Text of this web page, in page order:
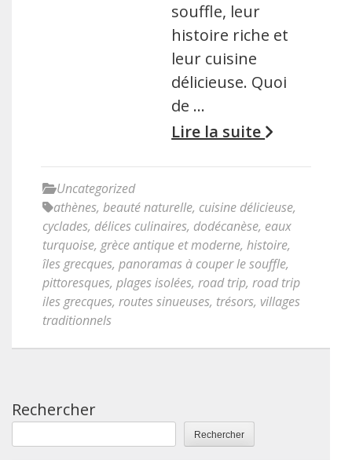
souffle, leur
histoire riche et
leur cuisine
délicieuse. Quoi
de …
Lire la suite
Uncategorized
athènes, beauté naturelle, cuisine délicieuse,
cyclades, délices culinaires, dodécanèse, eaux
turquoise, grèce antique et moderne, histoire,
îles grecques, panoramas à couper le souffle,
pittoresques, plages isolées, road trip, road trip
iles grecques, routes sinueuses, trésors, villages
traditionnels
Rechercher
Rechercher